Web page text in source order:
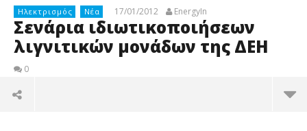
Ηλεκτρισμός Νέα 17/01/2012 EnergyIn
Σενάρια ιδιωτικοποιήσεων
λιγνιτικών μονάδων της ΔΕΗ
0